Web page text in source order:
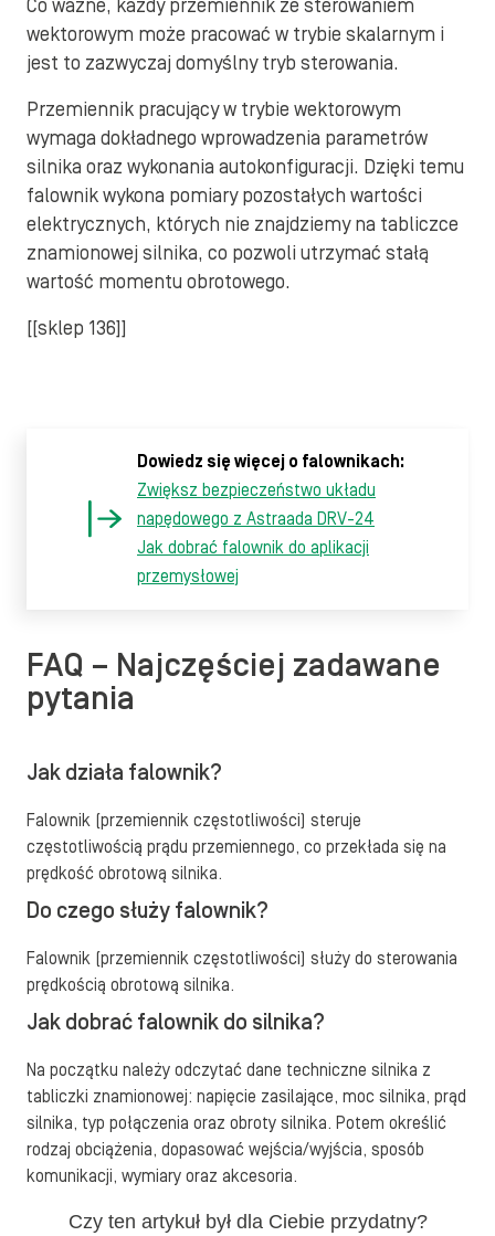
Co ważne, każdy przemiennik ze sterowaniem
wektorowym może pracować w trybie skalarnym i
jest to zazwyczaj domyślny tryb sterowania.
Przemiennik pracujący w trybie wektorowym
wymaga dokładnego wprowadzenia parametrów
silnika oraz wykonania autokonfiguracji. Dzięki temu
falownik wykona pomiary pozostałych wartości
elektrycznych, których nie znajdziemy na tabliczce
znamionowej silnika, co pozwoli utrzymać stałą
wartość momentu obrotowego.
[[sklep 136]]
Dowiedz się więcej o falownikach:
Zwiększ bezpieczeństwo układu
napędowego z Astraada DRV-24
Jak dobrać falownik do aplikacji
przemysłowej
FAQ – Najczęściej zadawane
pytania
Jak działa falownik?
Falownik (przemiennik częstotliwości) steruje
częstotliwością prądu przemiennego, co przekłada się na
prędkość obrotową silnika.
Do czego służy falownik?
Falownik (przemiennik częstotliwości) służy do sterowania
prędkością obrotową silnika.
Jak dobrać falownik do silnika?
Na początku należy odczytać dane techniczne silnika z
tabliczki znamionowej: napięcie zasilające, moc silnika, prąd
silnika, typ połączenia oraz obroty silnika. Potem określić
rodzaj obciążenia, dopasować wejścia/wyjścia, sposób
komunikacji, wymiary oraz akcesoria.
Czy ten artykuł był dla Ciebie przydatny?